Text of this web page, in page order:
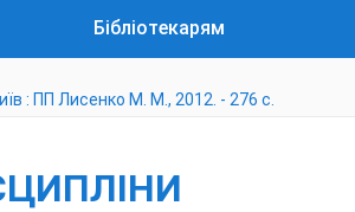
Бібліотекарям
: ПП Лисенко М. М., 2012. - 276 с.